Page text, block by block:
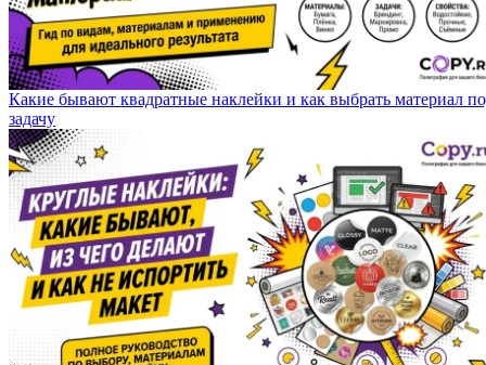
Какие бывают квадратные наклейки и как выбрать материал
задачу